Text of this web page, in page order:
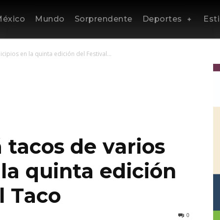
Mundo Sorprendente Deportes
en la quinta edición del Festival...
de varios
quinta edición
Taco
0